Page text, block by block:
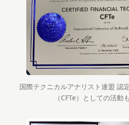
国際テクニカルアナリスト連盟 認
（CFTe）としての活動